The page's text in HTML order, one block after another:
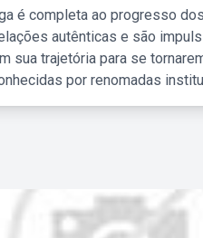
é completa ao progresso
autênticas e são
sua trajetória para se
por renomadas